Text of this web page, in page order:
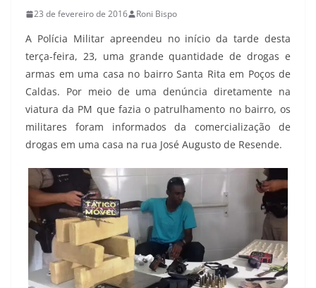
23 de fevereiro de 2016 Roni Bispo
A Polícia Militar apreendeu no início da tarde desta
terça-feira, 23, uma grande quantidade de drogas e
armas em uma casa no bairro Santa Rita em Poços de
Caldas. Por meio de uma denúncia diretamente na
viatura da PM que fazia o patrulhamento no bairro, os
militares foram informados da comercialização de
drogas em uma casa na rua José Augusto de Resende.